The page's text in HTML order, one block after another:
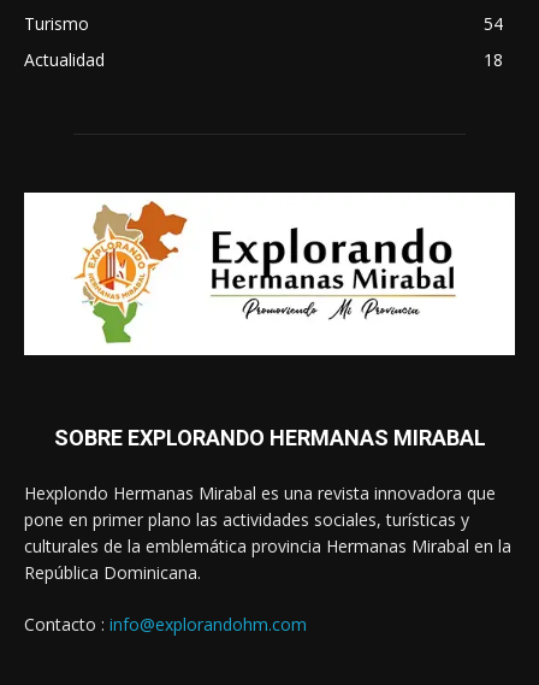
Turismo
54
Actualidad
18
SOBRE EXPLORANDO HERMANAS MIRABAL
Hexplondo Hermanas Mirabal es una revista innovadora que
pone en primer plano las actividades sociales, turísticas y
culturales de la emblemática provincia Hermanas Mirabal en la
República Dominicana.
Contacto : info@explorandohm.com